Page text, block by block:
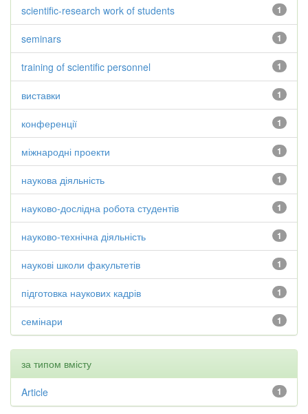
1
scientific-research work of students
1
seminars
1
training of scientific personnel
1
виставки
1
конференції
1
міжнародні проекти
1
наукова діяльність
1
науково-дослідна робота студентів
1
науково-технічна діяльність
1
наукові школи факультетів
1
підготовка наукових кадрів
1
семінари
за типом вмісту
1
Article